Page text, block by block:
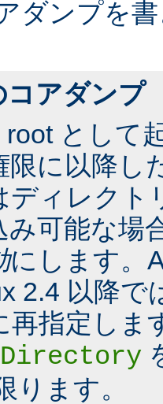
ダンプを
アダンプ
として
限に以降し
ディレクト
み可能な場
にします。
2.4 以降で
再指定しま
ります。